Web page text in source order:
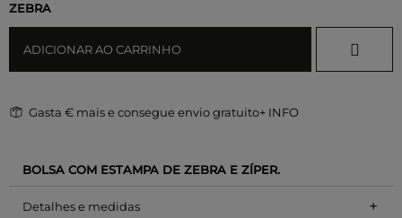
ZEBRA
ADICIONAR AO CARRINHO
Gasta € mais e consegue envio gratuito+ INFO
BOLSA COM ESTAMPA DE ZEBRA E ZÍPER.
Detalhes e medidas +